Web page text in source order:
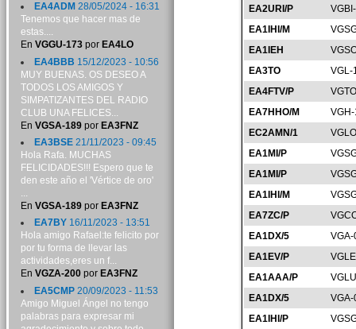
EA2URI/P
EA1IHI/M
EA1IEH
EA3TO
VGL-
EA4FTV/P
EA7HHO/M
VGH-
EC2AMN/1
EA1MI/P
EA1MI/P
EA1IHI/M
EA7ZC/P
EA1DX/5
EA1EV/P
EA1AAA/P
EA1DX/5
EA1IHI/P
EA4ADM 28/05/2024 - 16:31
Tenemos que hacer mas de
estas....
En VGGU-173por EA4LO
EA4BBB 15/12/2023 - 10:56
MUY BUENAS. OS DESEO A
TODOS LOS AMIGOS Y
SIMPATIZANTES DEL RADIO
CLUB UNA FELICES...
En VGSA-189por EA3FNZ
EA3BSE21/11/2023 - 09:45
Hola Rafa. MUCHAS
FELICIDADES!!! Espero que te
den este año el 'Vértice de oro'
...
En VGSA-189por EA3FNZ
EA7BY16/11/2023 - 13:51
Hola amigo Rafael:te felicito por
por tu forma de llevar las
actividades,eres un f...
En VGZA-200por EA3FNZ
EA5CMP20/09/2023 - 11:53
Amigo Miguel Ángel no tengo
palabras para expresar mi